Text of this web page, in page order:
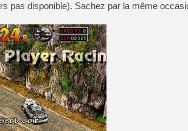
[GK] Agenda - GeForce
[GK] Devolver Digital en a
[LS] [PS5] ps5-y2jb-
[GK] Pourquoi Marvel
[GK] Test : Restory : Chill
[GK] GTA 6 : Rockstar
[GK] Hot Wheels Infinite
[GK] Mémoire cash -
[GK] Résultats Nintendo :
pas disponible). Sachez par la même